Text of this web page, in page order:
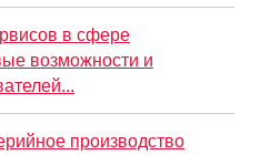
в сфере
возможности и
производство